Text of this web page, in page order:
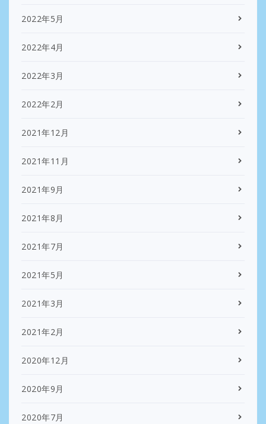
2022年5月
2022年4月
2022年3月
2022年2月
2021年12月
2021年11月
2021年9月
2021年8月
2021年7月
2021年5月
2021年3月
2021年2月
2020年12月
2020年9月
2020年7月